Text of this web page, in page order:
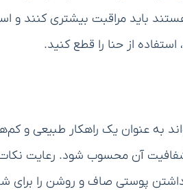
باید مراقبت بیشتری کنند و
از حنا را قطع کنید.
به عنوان یک راهکار طبیعی و
آن محسوب شود. رعایت
پوستی صاف و روشن را برای